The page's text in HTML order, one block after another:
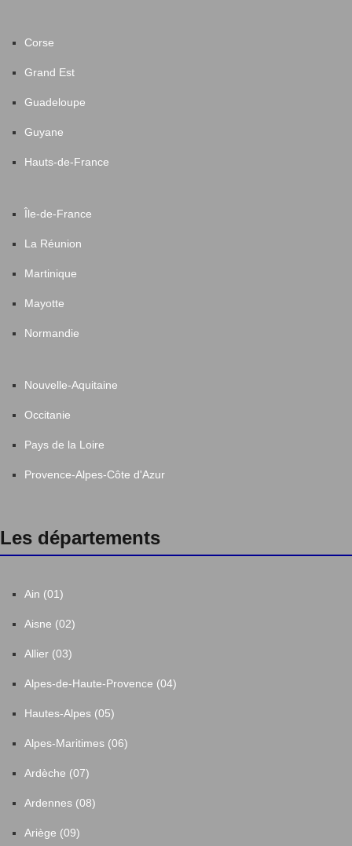
Corse
Grand Est
Guadeloupe
Guyane
Hauts-de-France
Île-de-France
La Réunion
Martinique
Mayotte
Normandie
Nouvelle-Aquitaine
Occitanie
Pays de la Loire
Provence-Alpes-Côte d'Azur
Les départements
Ain (01)
Aisne (02)
Allier (03)
Alpes-de-Haute-Provence (04)
Hautes-Alpes (05)
Alpes-Maritimes (06)
Ardèche (07)
Ardennes (08)
Ariège (09)